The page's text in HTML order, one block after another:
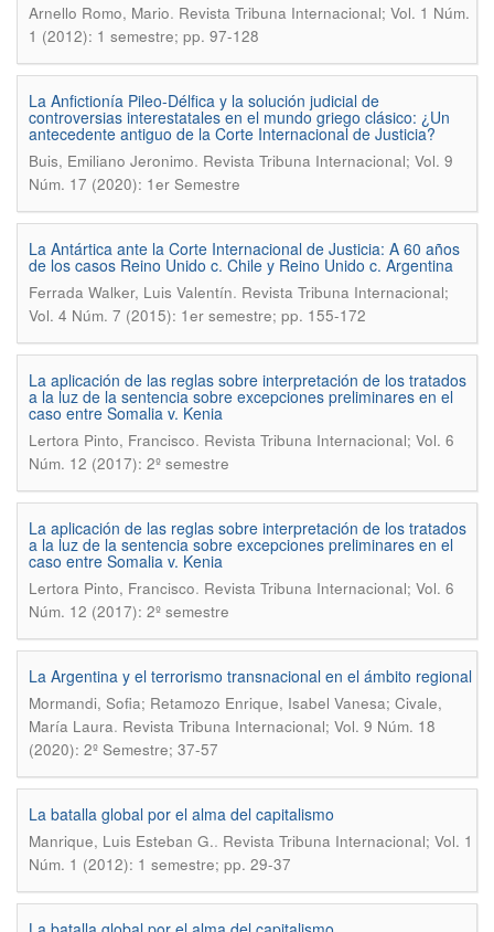
Arnello Romo, Mario. Revista Tribuna Internacional; Vol. 1 Núm.
1 (2012): 1 semestre; pp. 97-128
La Anfictionía Pileo-Délfica y la solución judicial de
controversias interestatales en el mundo griego clásico: ¿Un
antecedente antiguo de la Corte Internacional de Justicia?
Buis, Emiliano Jeronimo. Revista Tribuna Internacional; Vol. 9
Núm. 17 (2020): 1er Semestre
La Antártica ante la Corte Internacional de Justicia: A 60 años
de los casos Reino Unido c. Chile y Reino Unido c. Argentina
Ferrada Walker, Luis Valentín. Revista Tribuna Internacional;
Vol. 4 Núm. 7 (2015): 1er semestre; pp. 155-172
La aplicación de las reglas sobre interpretación de los tratados
a la luz de la sentencia sobre excepciones preliminares en el
caso entre Somalia v. Kenia
Lertora Pinto, Francisco. Revista Tribuna Internacional; Vol. 6
Núm. 12 (2017): 2º semestre
La aplicación de las reglas sobre interpretación de los tratados
a la luz de la sentencia sobre excepciones preliminares en el
caso entre Somalia v. Kenia
Lertora Pinto, Francisco. Revista Tribuna Internacional; Vol. 6
Núm. 12 (2017): 2º semestre
La Argentina y el terrorismo transnacional en el ámbito regional
Mormandi, Sofia; Retamozo Enrique, Isabel Vanesa; Civale,
María Laura. Revista Tribuna Internacional; Vol. 9 Núm. 18
(2020): 2º Semestre; 37-57
La batalla global por el alma del capitalismo
Manrique, Luis Esteban G.. Revista Tribuna Internacional; Vol. 1
Núm. 1 (2012): 1 semestre; pp. 29-37